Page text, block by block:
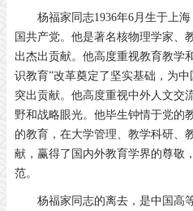
杨福家同志1936年6月生于上
国共产党。他是著名核物理学家、
出杰出贡献。他高度重视教育教学
识教育”改革奠定了坚实基础，为
突出贡献。他高度重视中外人文交
野和战略眼光。他毕生钟情于党的
的教育，在大学管理、教学科研、
献，赢得了国内外教育学界的尊敬
范。
杨福家同志的离去，是中国高